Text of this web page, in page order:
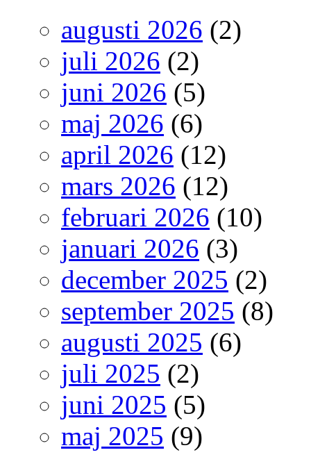
augusti 2026 (2)
juli 2026 (2)
juni 2026 (5)
maj 2026 (6)
april 2026 (12)
mars 2026 (12)
februari 2026 (10)
januari 2026 (3)
december 2025 (2)
september 2025 (8)
augusti 2025 (6)
juli 2025 (2)
juni 2025 (5)
maj 2025 (9)